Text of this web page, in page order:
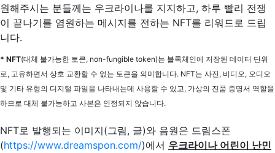
원해주시는 분들께는 우크라이나를 지지하고, 하루 빨리 전쟁
이 끝나기를 염원하는 메시지를 전하는 NFT를 리워드로 드립
니다.
* NFT(대체 불가능한 토큰, non-fungible token)는 블록체인에 저장된 데이터 단위
로, 고유하면서 상호 교환할 수 없는 토큰을 의미합니다. NFT는 사진, 비디오, 오디오
및 기타 유형의 디지털 파일을 나타내는데 사용할 수 있고, 가상의 진품 증명서 역할을
하므로 대체 불가능하고 사본은 인정되지 않습니다.
NFT로 발행되는 이미지(그림, 글)와 음원은 드림스폰
(https://www.dreamspon.com/)에서 우크라이나 어린이 난민